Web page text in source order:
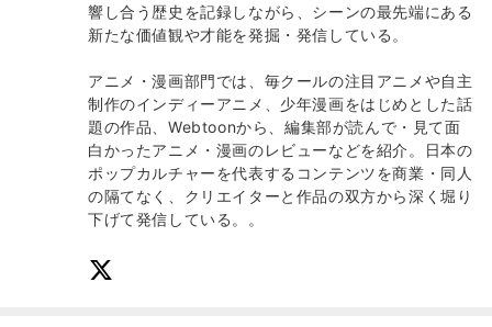
響し合う歴史を記録しながら、シーンの最先端にある
新たな価値観や才能を発掘・発信している。
アニメ・漫画部門では、毎クールの注目アニメや自主
制作のインディーアニメ、少年漫画をはじめとした話
題の作品、Webtoonから、編集部が読んで・見て面
白かったアニメ・漫画のレビューなどを紹介。日本の
ポップカルチャーを代表するコンテンツを商業・同人
の隔てなく、クリエイターと作品の双方から深く堀り
下げて発信している。。